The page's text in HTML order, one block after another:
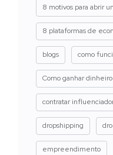
8 motivos para abrir
8 plataformas de
blogs como
Como ganhar
contratar
dropshipping
empreendimento